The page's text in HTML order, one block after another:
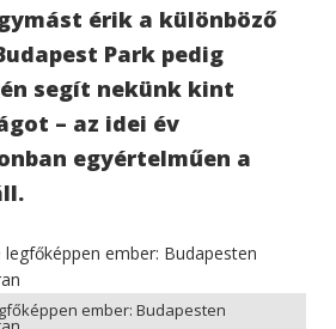
érik a különböző
Park pedig
segít nekünk kint
– az idei év
egyértelműen a
ember: Budapesten